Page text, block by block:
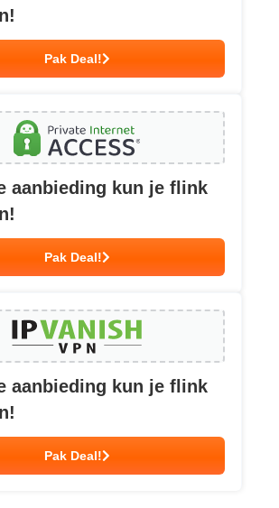
Pak Deal!
aanbieding kun je flink
Pak Deal!
aanbieding kun je flink
Pak Deal!